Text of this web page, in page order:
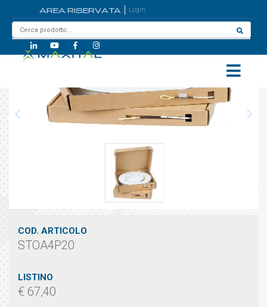
AREA RISERVATA Login
STOA4P20
COD. ARTICOLO
STOA4P20
LISTINO
€ 67,40